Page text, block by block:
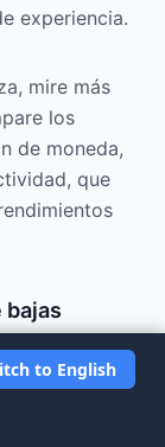
experiencia.
mire más
los
de moneda,
que
bajas
que
to English